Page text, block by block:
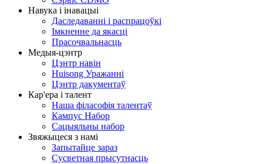
Навука і інавацыі
Даследаванні і распрацоўкі
Імкненне да якасці
Прасочвальнасць
Медыя-цэнтр
Цэнтр навін
Huisong Уражанні
Цэнтр дакументаў
Кар'ера і талент
Наша філасофія талентаў
Кампус Набор
Сацыяльны набор
Звяжыцеся з намі
Запытайце зараз
Сусветная прысутнасць